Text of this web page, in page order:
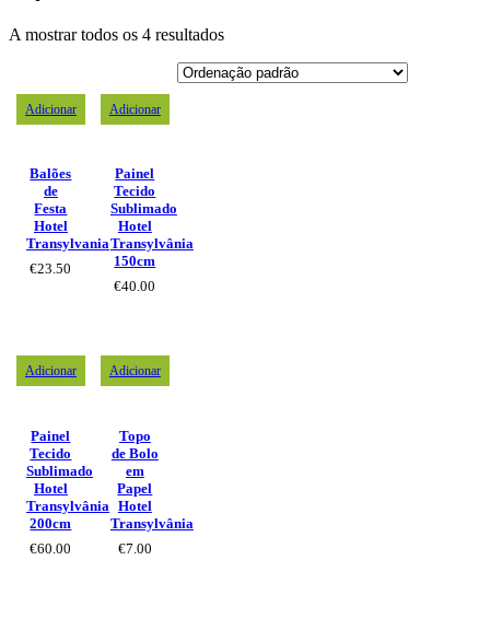
A mostrar todos os 4 resultados
Adicionar
Balões
de
Festa
Hotel
Transylvania
€23.50
Adicionar
Painel
Tecido
Sublimado
Hotel
Transylvânia
150cm
€40.00
Adicionar
Painel
Tecido
Sublimado
Hotel
Transylvânia
200cm
€60.00
Adicionar
Topo
de Bolo
em
Papel
Hotel
Transylvânia
€7.00